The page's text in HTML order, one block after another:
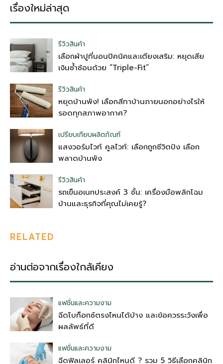
เรื่องใหม่ล่าสุด
รีวิวสินค้า
เลือกผ้าปูที่นอนปิคนิคและเตียงเสริม: หยุดเสีย
เงินซ้ำซ้อนด้วย “Triple-Fit”
รีวิวสินค้า
หยุดบ้านพัง! เลือกสีทาบ้านภายนอกอย่างไรให้
รอดทุกสภาพอากาศ?
เปรียบเทียบผลิตภัณฑ์
แสงวอร์มไวท์ คูลไวท์: เลือกถูกชีวิตปัง เลือก
พลาดบ้านพัง
รีวิวสินค้า
รถเข็นอเนกประสงค์ 3 ชั้น: เครื่องมือพลิกโฉม
บ้านและธุรกิจที่คุณไม่เคยรู้?
RELATED
อ่านต่อจากเรื่องใกล้เคียง
แฟชั่นและความงาม
ฉีดโบท็อกซ์ตรงไหนได้บ้าง และข้อควรระวังเพื่อ
ผลลัพธ์ที่ดี
แฟชั่นและความงาม
ฉีดฟิลเลอร์ คลินิกไหนดี ? รวม 5 วิธีเลือกคลินิก